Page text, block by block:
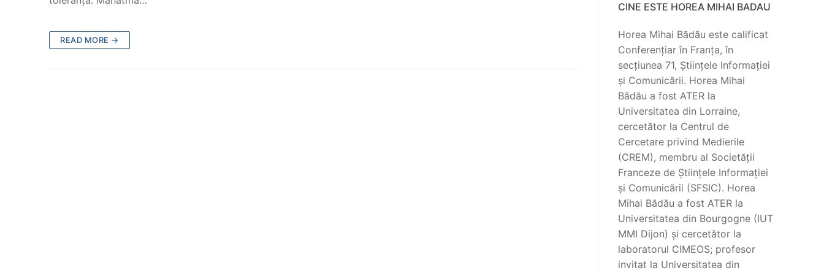
READ MORE →
CINE ESTE HOREA MIHAI BADAU
Horea Mihai Bădău este calificat
Conferențiar în Franța, în
secțiunea 71, Științele Informației
și Comunicării. Horea Mihai
Bădău a fost ATER la
Universitatea din Lorraine,
cercetător la Centrul de
Cercetare privind Medierile
(CREM), membru al Societății
Franceze de Științele Informației
și Comunicării (SFSIC). Horea
Mihai Bădău a fost ATER la
Universitatea din Bourgogne (IUT
MMI Dijon) și cercetător la
laboratorul CIMEOS; profesor
invitat la Universitatea din